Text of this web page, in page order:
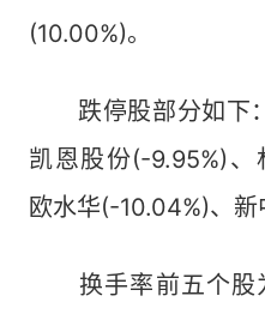
(10.00%)。
跌停股部分如下：
凯恩股份(-9.95%)
欧水华(-10.04%)、新
换手率前五个股